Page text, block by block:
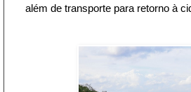
além de transporte para retorno à